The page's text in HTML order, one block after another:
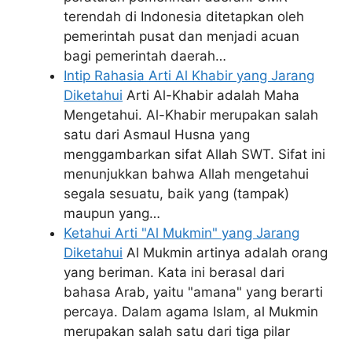
terendah di Indonesia ditetapkan oleh
pemerintah pusat dan menjadi acuan
bagi pemerintah daerah…
Intip Rahasia Arti Al Khabir yang Jarang
Diketahui Arti Al-Khabir adalah Maha
Mengetahui. Al-Khabir merupakan salah
satu dari Asmaul Husna yang
menggambarkan sifat Allah SWT. Sifat ini
menunjukkan bahwa Allah mengetahui
segala sesuatu, baik yang (tampak)
maupun yang…
Ketahui Arti "Al Mukmin" yang Jarang
Diketahui Al Mukmin artinya adalah orang
yang beriman. Kata ini berasal dari
bahasa Arab, yaitu "amana" yang berarti
percaya. Dalam agama Islam, al Mukmin
merupakan salah satu dari tiga pilar